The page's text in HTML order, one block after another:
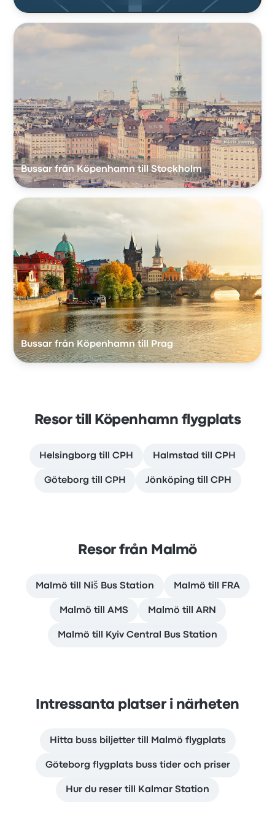
Bussar från Köpenhamn till Stockholm
Bussar från Köpenhamn till Prag
Resor till Köpenhamn flygplats
Helsingborg till CPH Halmstad till CPH
Göteborg till CPH Jönköping till CPH
Resor från Malmö
Malmö till Niš Bus Station Malmö till FRA
Malmö till AMS Malmö till ARN
Malmö till Kyiv Central Bus Station
Intressanta platser i närheten
Hitta buss biljetter till Malmö flygplats
Göteborg flygplats buss tider och priser
Hur du reser till Kalmar Station